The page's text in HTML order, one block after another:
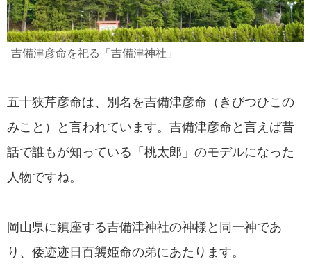
吉備津彦命を祀る「吉備津神社」
五十狭芹彦命は、別名を吉備津彦命（きびつひこの
みこと）と言われています。吉備津彦命と言えば昔
話で誰もが知っている「桃太郎」のモデルになった
人物ですね。
岡山県に鎮座する吉備津神社の神様と同一神であ
り、倭迹迹日百襲姫命の弟にあたります。